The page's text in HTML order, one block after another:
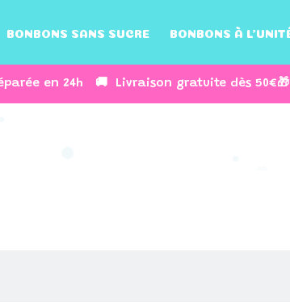
BONBONS SANS SUCRE BONBONS À
en 24h 🚚 Livraison gratuite dès 50€